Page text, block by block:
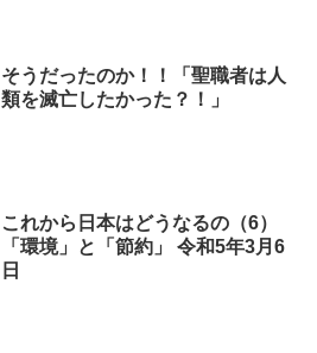
そうだったのか！！「聖職者は人
類を滅亡したかった？！」
これから日本はどうなるの（6）
「環境」と「節約」 令和5年3月6
日